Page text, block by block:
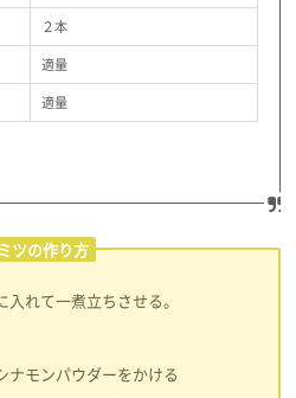
２本
適量
適量
ツの作り方
れて一煮立ちさせる。
ナモンパウダーをかける